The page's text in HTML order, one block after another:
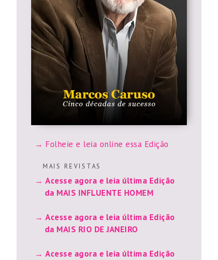
Folheie e leia online essa Edição
M A I S R E V I S T A S
Acesse agora e leia última Edição
da MAIS INFLUENTE HOMEM
Acesse agora e leia última Edição
da MAIS RIO DE JANEIRO
Acesse agora e leia última Edição